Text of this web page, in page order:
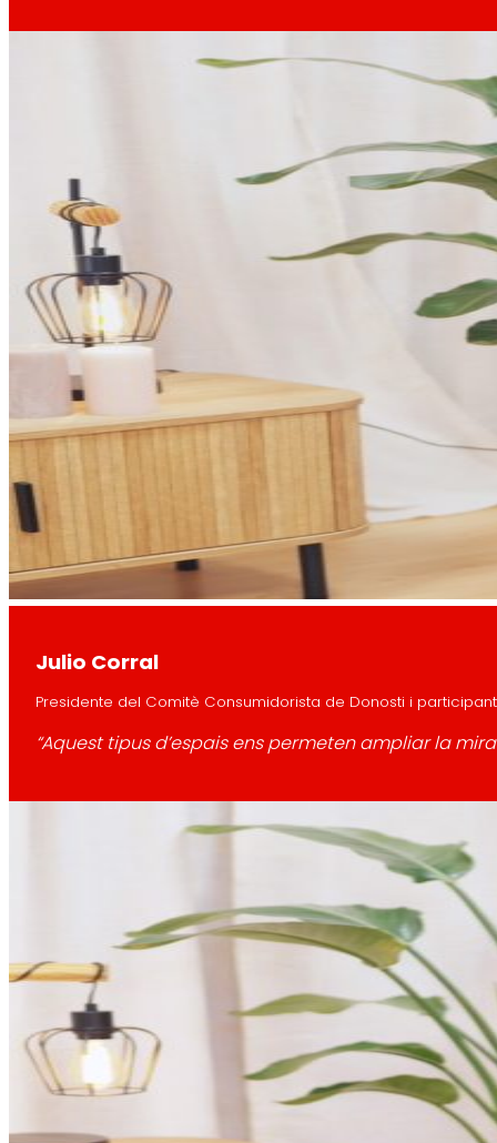
Julio Corral
Presidente del Comitè Consumidorista de Donosti i
“Aquest tipus d’espais ens permeten ampliar la